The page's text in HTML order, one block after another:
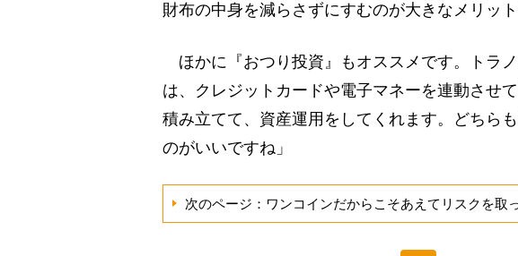
財布の中身を減らさずにすむのが大きなメリット
ほかに『おつり投資』もオススメです。トラ
は、クレジットカードや電子マネーを連動させ
積み立てて、資産運用をしてくれます。どちら
のがいいですね」
次のページ：ワンコインだからこそあえてリスクを取